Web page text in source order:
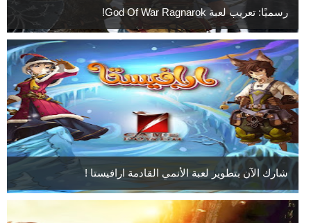
رسميًا: تعريب لعبة God Of War Ragnarok!
شارك الآن بتطوير لعبة الأنمي القادمة ارافيستا !